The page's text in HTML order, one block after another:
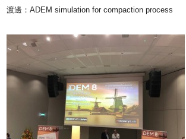
渡邊：ADEM simulation for compaction process